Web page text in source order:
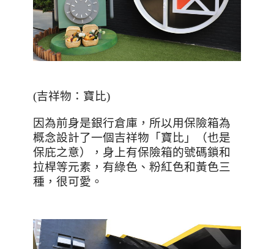
(吉祥物：寶比)
因為前身是銀行倉庫，所以用保險箱為
概念設計了一個吉祥物「寶比」（也是
保庇之意），身上有保險箱的號碼鎖和
拉桿等元素，有綠色、粉紅色和黃色三
種，很可愛。